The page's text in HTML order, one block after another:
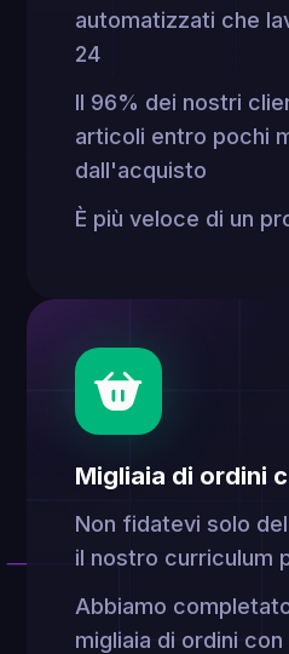
automatizzati che
24
Il 96% dei nostri
articoli entro pochi
dall'acquisto
È più veloce di un
Migliaia di ordini
Non fidatevi solo
il nostro curriculum
Abbiamo
migliaia di ordini